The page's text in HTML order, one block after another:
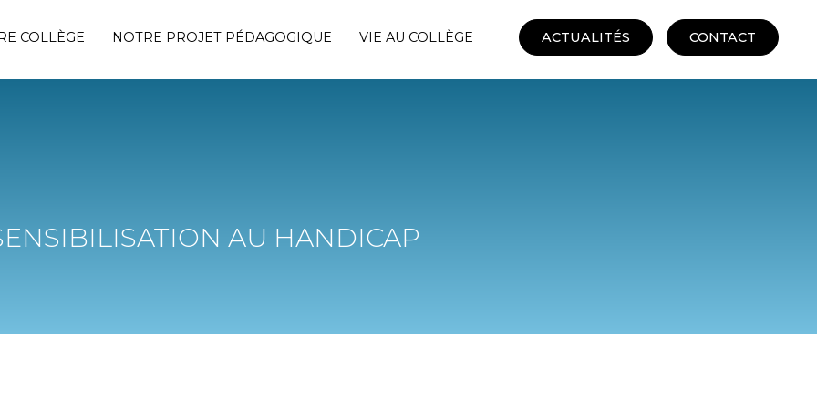
COLLÈGE NOTRE PROJET PÉDAGOGIQUE VIE AU COLLÈGE ACTUALITÉS CONTACT
AU HANDICAP